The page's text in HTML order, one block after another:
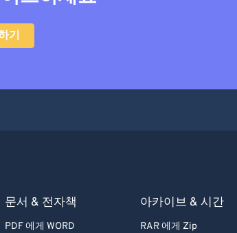
기
문서 & 전자책
PDF 에게 WORD
아카이브 & 시간
RAR 에게 Zip